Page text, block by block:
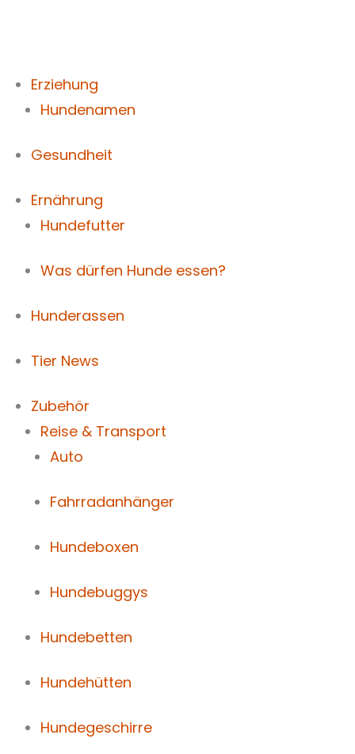
Erziehung
Hundenamen
Gesundheit
Ernährung
Hundefutter
Was dürfen Hunde essen?
Hunderassen
Tier News
Zubehör
Reise & Transport
Auto
Fahrradanhänger
Hundeboxen
Hundebuggys
Hundebetten
Hundehütten
Hundegeschirre